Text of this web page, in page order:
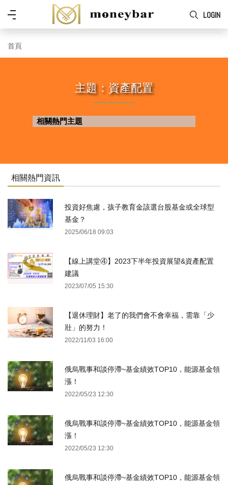
Skip to main content
LOGIN
功
首頁
主題：資產配置
相關熱門主題
相關熱門資訊
投資好焦慮，孩子教育金該選台股基金或全球型
基金？
2025/06/18 09:03
【線上講堂④】2023下半年投資展望&資產配置
建議
2023/07/05 15:30
【退休理財】老了的我們會不會幸福，需靠「少
壯」的努力！
2022/11/03 16:00
俄烏戰事和談停滯~基金績效TOP10，能源基金領
漲！
2022/05/23 12:30
俄烏戰事和談停滯~基金績效TOP10，能源基金領
漲！
2022/05/23 12:30
俄烏戰事和談停滯~基金績效TOP10，能源基金領